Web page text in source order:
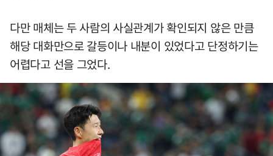
다만 매체는 두 사람의 사실관계가 확인되지 않은 만큼
해당 대화만으로 갈등이나 내분이 있었다고 단정하기는
어렵다고 선을 그었다.